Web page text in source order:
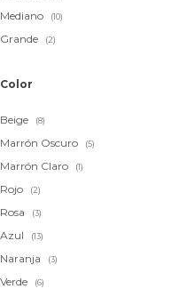
Mediano (10)
Grande (2)
Color
Beige (8)
Marrón Oscuro (5)
Marrón Claro (1)
Rojo (2)
Rosa (3)
Azul (13)
Naranja (3)
Verde (6)